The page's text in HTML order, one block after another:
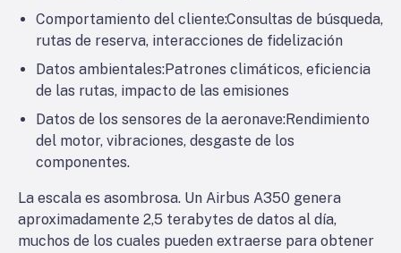
Comportamiento del cliente:Consultas de búsqueda,
rutas de reserva, interacciones de fidelización
Datos ambientales:Patrones climáticos, eficiencia
de las rutas, impacto de las emisiones
Datos de los sensores de la aeronave:Rendimiento
del motor, vibraciones, desgaste de los
componentes.
La escala es asombrosa. Un Airbus A350 genera
aproximadamente 2,5 terabytes de datos al día,
muchos de los cuales pueden extraerse para obtener